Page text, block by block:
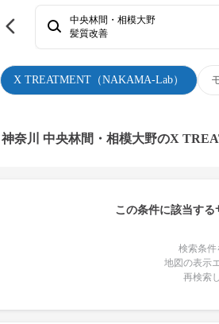
X TREATMENT（NAKAMA-Lab）
中央林間・相模大野
髪質改善
神奈川 中央林間・相模大野のX
この条件に該当す
検索条件
地図の表示
再検索